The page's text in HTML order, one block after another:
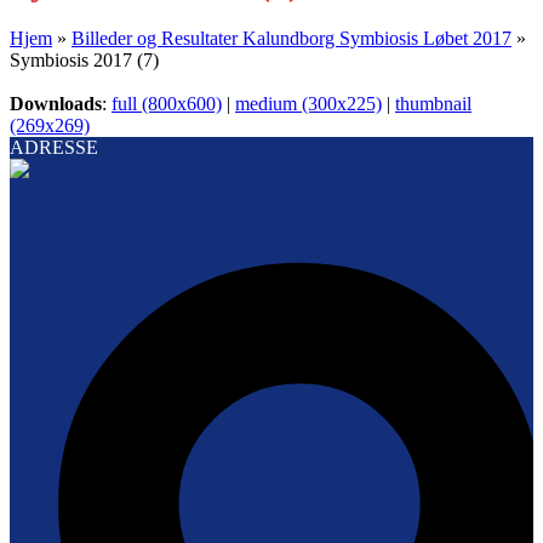
Hjem » Billeder og Resultater Kalundborg Symbiosis Løbet 2017 »
Symbiosis 2017 (7)
Downloads: full (800x600) | medium (300x225) | thumbnail
(269x269)
ADRESSE